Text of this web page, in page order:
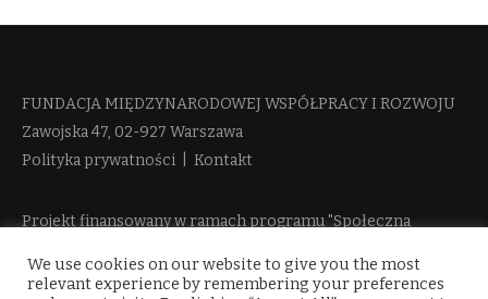
FUNDACJA MIĘDZYNARODOWEJ WSPÓŁPRACY I ROZWOJU​
Zawojska 47, 02-927 Warszawa
Polityka prywatności
Kontakt
Projekt finansowany w ramach programu "Społeczna
więcej informacji
We use cookies on our website to give you the most
relevant experience by remembering your preferences